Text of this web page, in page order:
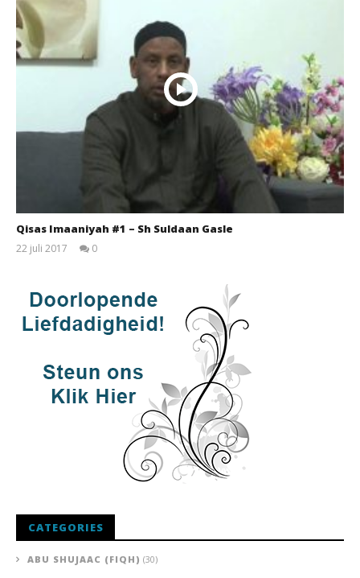
Qisas Imaaniyah #1 – Sh Suldaan Gasle
22 juli 2017
0
CATEGORIES
ABU SHUJAAC (FIQH) (30)